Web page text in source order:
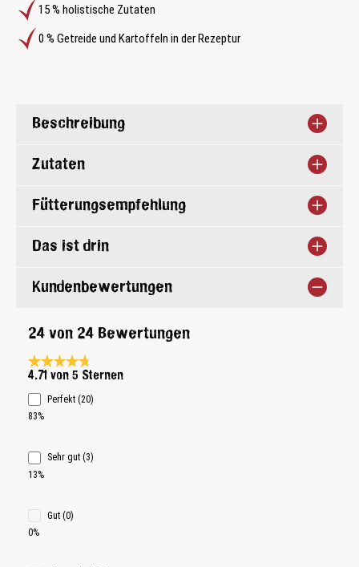
15 % holistische Zutaten
0 % Getreide und Kartoffeln in der Rezeptur
Beschreibung
Zutaten
Fütterungsempfehlung
Das ist drin
Kundenbewertungen
24 von 24 Bewertungen
Durchschnittliche Bewertung 4.7 von 5 Sternen
4.71 von 5 Sternen
Perfekt (20)
83%
Sehr gut (3)
13%
Gut (0)
0%